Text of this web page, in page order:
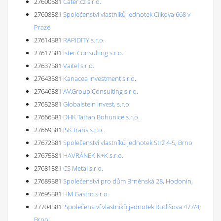
27608581 Společenství vlastníků jednotek Cílkova 668 v
Praze
27614581 RAPIDITY s.r.o.
27617581 Ister Consulting s.r.o.
27637581 Vaitel s.r.o.
27643581 Kanacea Investment s.r.o.
27646581 AV.Group Consulting s.r.o.
27652581 Globalstein Invest, s.r.o.
27666581 DHK Tatran Bohunice s.r.o.
27669581 JSK trans s.r.o.
27672581 Společenství vlastníků jednotek Strž 4-5, Brno
27675581 HAVRÁNEK K+K s.r.o.
27681581 CS Metal s.r.o.
27689581 Společenství pro dům Brněnská 28, Hodonín,
27695581 HM Gastro s.r.o.
27704581 'Společenství vlastníků jednotek Rudišova 477/4,